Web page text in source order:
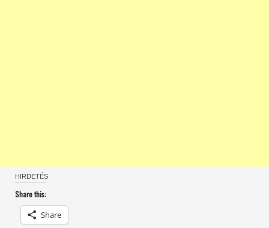
HIRDETÉS
Share this:
Share